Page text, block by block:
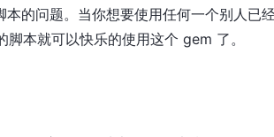
的问题。当你想要使用任何一个别人已
脚本就可以快乐的使用这个 gem 了。